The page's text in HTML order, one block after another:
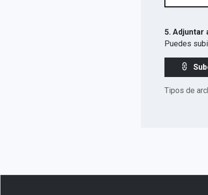
5. Adjuntar
Puedes
Tipos de